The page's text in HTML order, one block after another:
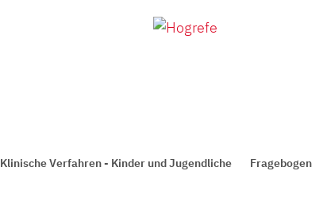
Klinische Verfahren - Kinder und Jugendliche Fragebogen